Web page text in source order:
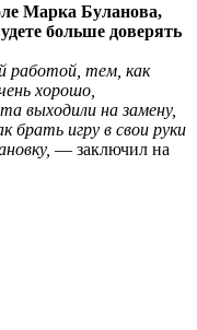
Марка Буланова,
больше доверять
работой, тем, как
хорошо,
выходили на замену,
брать игру в свои руки
— заключил на